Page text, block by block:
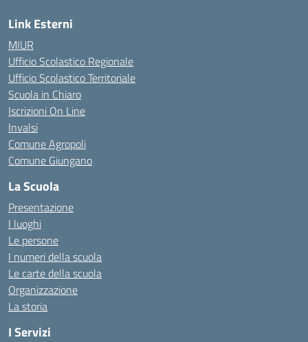
Link Esterni
MIUR
Ufficio Scolastico Regionale
Ufficio Scolastico Territoriale
Scuola in Chiaro
Iscrizioni On Line
Invalsi
Comune Agropoli
Comune Giungano
La Scuola
Presentazione
I luoghi
Le persone
I numeri della scuola
Le carte della scuola
Organizzazione
La storia
I Servizi